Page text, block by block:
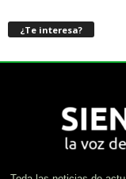
¿Te interesa?